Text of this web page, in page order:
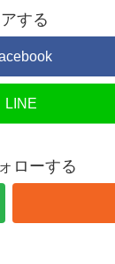
する
LINE
ローする